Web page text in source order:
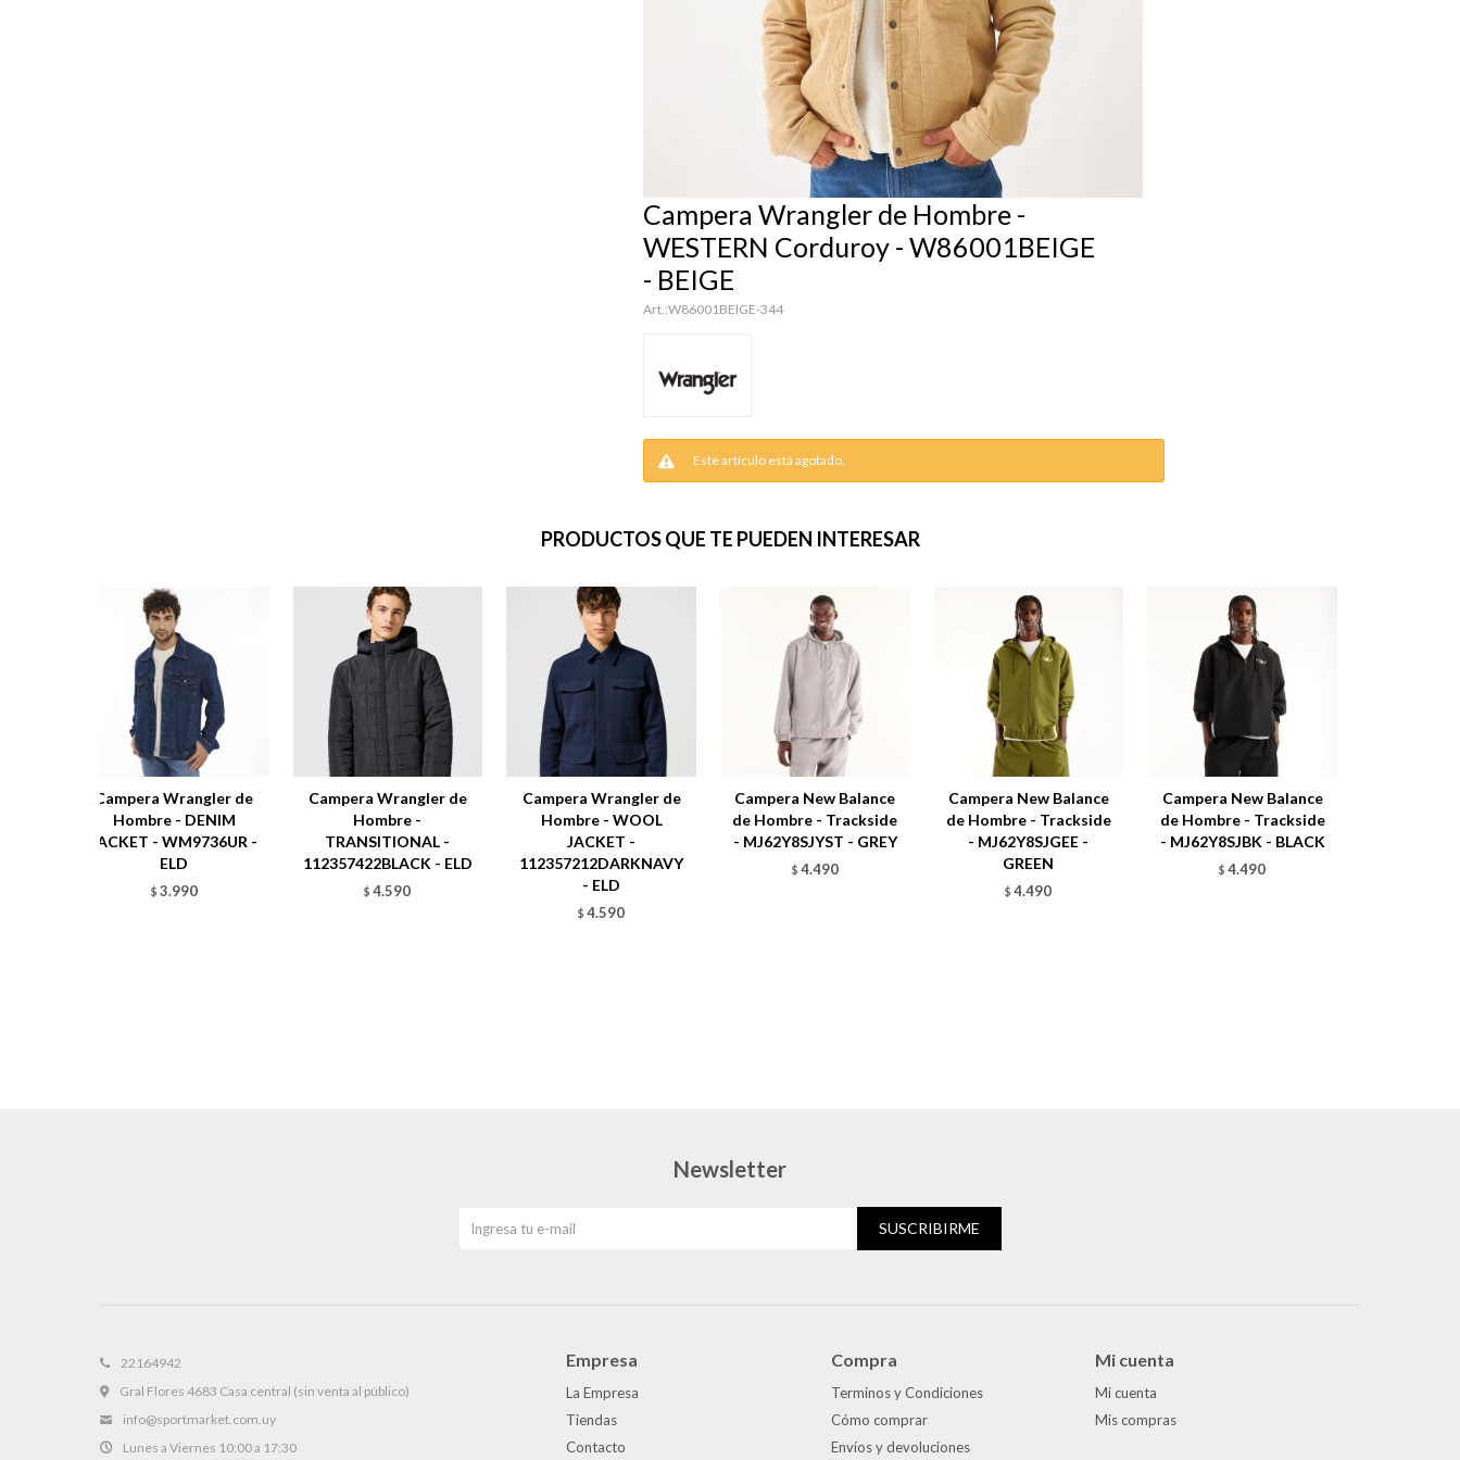
Campera Wrangler de Hombre -
WESTERN Corduroy - W86001BEIGE
- BEIGE
W86001BEIGE-344
Este artículo está agotado.
PRODUCTOS QUE TE PUEDEN INTERESAR
Campera Wrangler de
Hombre - DENIM
JACKET - WM9736UR -
ELD
$ 3.990
Campera Wrangler de
Hombre -
TRANSITIONAL -
112357422BLACK - ELD
$ 4.590
Campera Wrangler de
Hombre - WOOL
JACKET -
112357212DARKNAVY
- ELD
$ 4.590
Campera New Balance
de Hombre - Trackside
- MJ62Y8SJYST - GREY
$ 4.490
Campera New Balance
de Hombre - Trackside
- MJ62Y8SJGEE -
GREEN
$ 4.490
Campera New Balance
de Hombre - Trackside
- MJ62Y8SJBK - BLACK
$ 4.490
22164942
Gral Flores 4683 Casa central (sin venta al público)
info@sportmarket.com.uy
Lunes a Viernes 10:00 a 17:30
Empresa
La Empresa
Tiendas
Contacto
Compra
Terminos y Condiciones
Cómo comprar
Envíos y devoluciones
Mi cuenta
Mi cuenta
Mis compras
Newsletter
SUSCRIBIRME